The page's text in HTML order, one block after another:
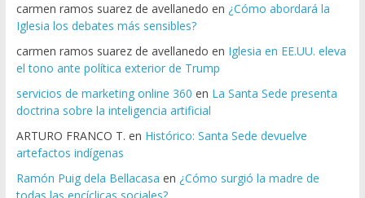
carmen ramos suarez de avellanedo en ¿Cómo abordará la
Iglesia los debates más sensibles?
carmen ramos suarez de avellanedo en Iglesia en EE.UU. eleva
el tono ante política exterior de Trump
servicios de marketing online 360 en La Santa Sede presenta
doctrina sobre la inteligencia artificial
ARTURO FRANCO T. en Histórico: Santa Sede devuelve
artefactos indígenas
Ramón Puig dela Bellacasa en ¿Cómo surgió la madre de